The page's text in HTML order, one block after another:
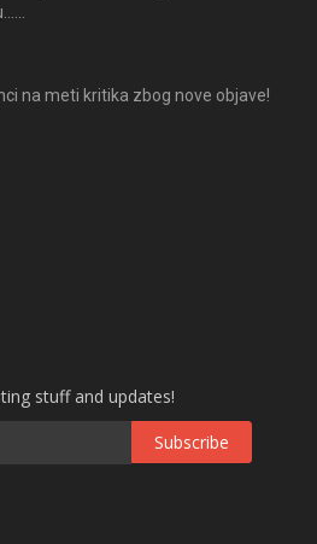
na meti kritika zbog nove objave!
stuff and updates!
Subscribe